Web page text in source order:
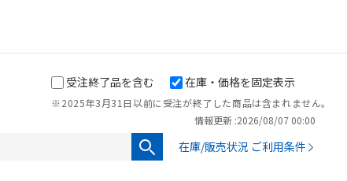
受注終了品を含む
※2025年3月31日以前に受注が終了した商品は含まれません。
在庫・価格を固定表示
情報更新 :2026/08/07 00:00
在庫/販売状況 ご利用条件